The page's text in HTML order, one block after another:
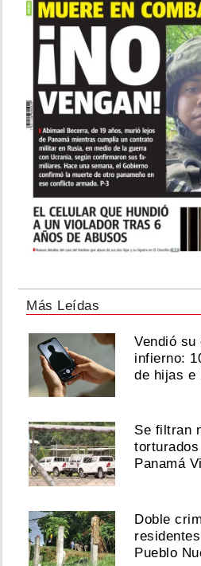
Más Leídas
Vendió
infierno:
de hijas e
Se filtran
Panamá
Doble
Pueblo